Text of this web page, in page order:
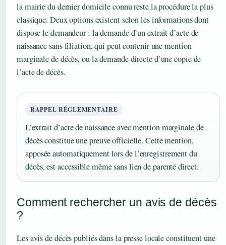
la mairie du dernier domicile connu reste la procédure la plus
classique. Deux options existent selon les informations dont
dispose le demandeur : la demande d’un extrait d’acte de
naissance sans filiation, qui peut contenir une mention
marginale de décès, ou la demande directe d’une copie de
l’acte de décès.
RAPPEL RÉGLEMENTAIRE
L’extrait d’acte de naissance avec mention marginale de
décès constitue une preuve officielle. Cette mention,
apposée automatiquement lors de l’enregistrement du
décès, est accessible même sans lien de parenté direct.
Comment rechercher un avis de décès
?
Les avis de décès publiés dans la presse locale constituent une